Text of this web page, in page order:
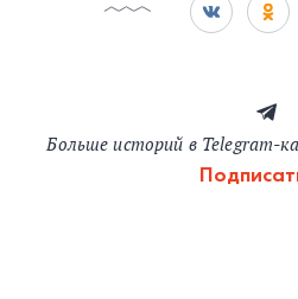
Больше историй в Telegram-